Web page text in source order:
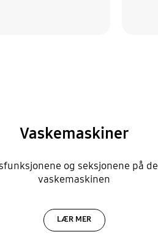
Vaskemaskiner
og seksjonene på
vaskemaskinen
LÆR MER